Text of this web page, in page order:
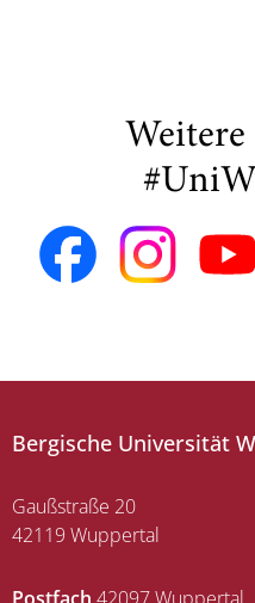
Bergische Universität
Gaußstraße 20
42119 Wuppertal